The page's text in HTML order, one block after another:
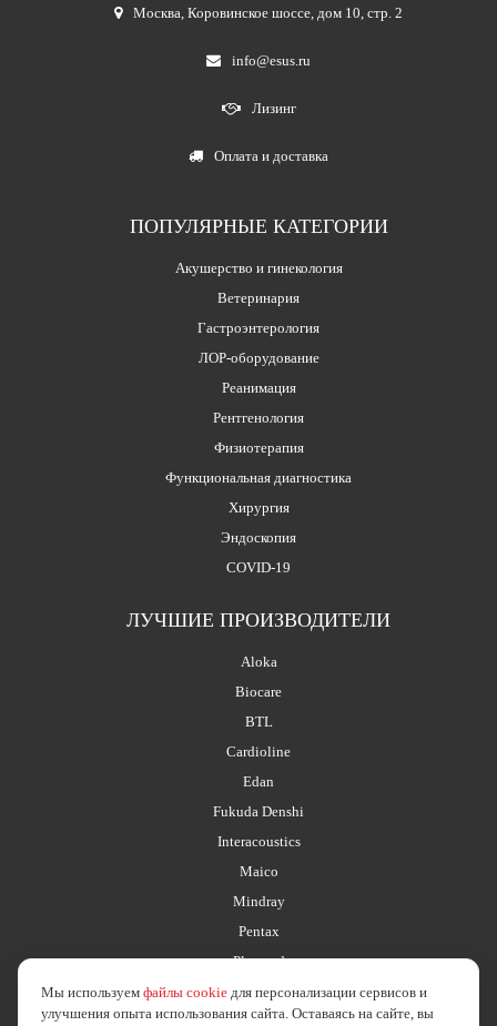
Москва,Коровинское шоссе, дом 10, стр. 2
info@esus.ru
Лизинг
Оплата и доставка
ПОПУЛЯРНЫЕ КАТЕГОРИИ
Акушерство и гинекология
Ветеринария
Гастроэнтерология
ЛОР-оборудование
Реанимация
Рентгенология
Физиотерапия
Функциональная диагностика
Хирургия
Эндоскопия
COVID-19
ЛУЧШИЕ ПРОИЗВОДИТЕЛИ
Aloka
Biocare
BTL
Cardioline
Edan
Fukuda Denshi
Interacoustics
Maico
Mindray
Pentax
Planmed
Мы используем файлы cookie для персонализации сервисов и
улучшения опыта использования сайта. Оставаясь на сайте, вы